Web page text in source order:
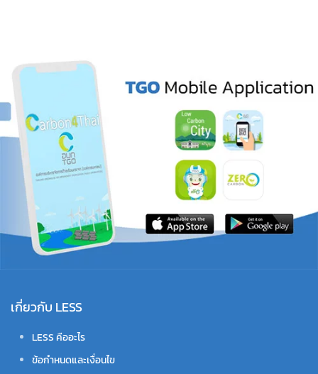
เกี่ยวกับ LESS
LESS คืออะไร
ข้อกำหนดและเงื่อนไข